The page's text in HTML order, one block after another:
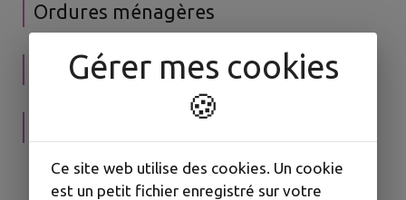
Ordures ménagères
E-services
Espace professionnel
Gérer mes cookies
🍪
Ce site web utilise des cookies. Un cookie
est un petit fichier enregistré sur votre